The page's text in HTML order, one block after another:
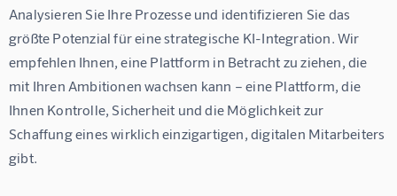
Analysieren Sie Ihre Prozesse und identifizieren Sie das
größte Potenzial für eine strategische KI-Integration. Wir
empfehlen Ihnen, eine Plattform in Betracht zu ziehen, die
mit Ihren Ambitionen wachsen kann – eine Plattform, die
Ihnen Kontrolle, Sicherheit und die Möglichkeit zur
Schaffung eines wirklich einzigartigen, digitalen Mitarbeiters
gibt.